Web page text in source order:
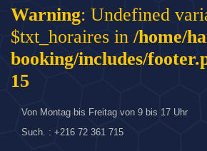
Warning: Undefined
$txt_horaires in /home/
booking/includes/
15
Von Montag bis Freitag von 9 bis 17 Uhr
Such. : +216 72 361 715